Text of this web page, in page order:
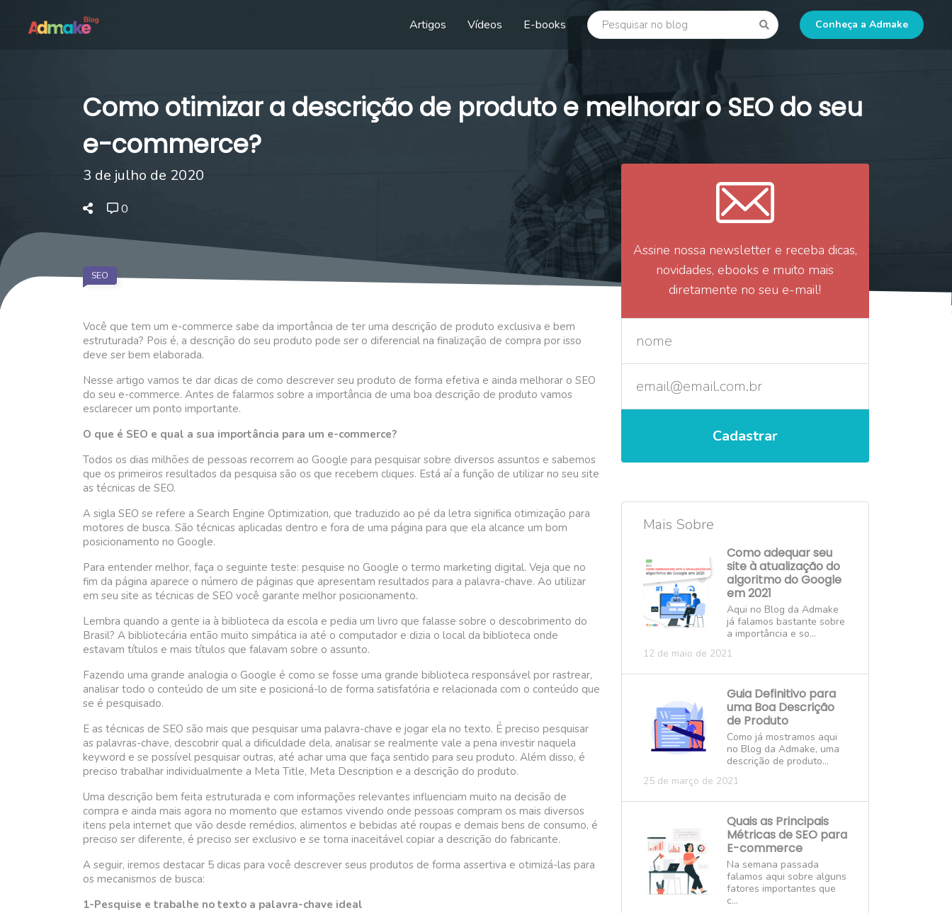
Artigos Vídeos E-books buscar no blog Go Conheça a Admake
Como otimizar a descrição de produto e melhorar o SEO do seu
e-commerce?
3 de julho de 2020
0
SEO
Você que tem um e-commerce sabe da importância de ter uma descrição de produto exclusiva e bem
estruturada? Pois é, a descrição do seu produto pode ser o diferencial na finalização de compra por isso
deve ser bem elaborada.
Nesse artigo vamos te dar dicas de como descrever seu produto de forma efetiva e ainda melhorar o SEO
do seu e-commerce. Antes de falarmos sobre a importância de uma boa descrição de produto vamos
esclarecer um ponto importante.
O que é SEO e qual a sua importância para um e-commerce?
Todos os dias milhões de pessoas recorrem ao Google para pesquisar sobre diversos assuntos e sabemos
que os primeiros resultados da pesquisa são os que recebem cliques. Está aí a função de utilizar no seu site
as técnicas de SEO.
A sigla SEO se refere a Search Engine Optimization, que traduzido ao pé da letra significa otimização para
motores de busca. São técnicas aplicadas dentro e fora de uma página para que ela alcance um bom
posicionamento no Google.
Para entender melhor, faça o seguinte teste: pesquise no Google o termo marketing digital. Veja que no
fim da página aparece o número de páginas que apresentam resultados para a palavra-chave. Ao utilizar
em seu site as técnicas de SEO você garante melhor posicionamento.
Lembra quando a gente ia à biblioteca da escola e pedia um livro que falasse sobre o descobrimento do
Brasil? A bibliotecária então muito simpática ia até o computador e dizia o local da biblioteca onde
estavam títulos e mais títulos que falavam sobre o assunto.
Fazendo uma grande analogia o Google é como se fosse uma grande biblioteca responsável por rastrear,
analisar todo o conteúdo de um site e posicioná-lo de forma satisfatória e relacionada com o conteúdo que
se é pesquisado.
E as técnicas de SEO são mais que pesquisar uma palavra-chave e jogar ela no texto. É preciso pesquisar
as palavras-chave, descobrir qual a dificuldade dela, analisar se realmente vale a pena investir naquela
keyword e se possível pesquisar outras, até achar uma que faça sentido para seu produto. Além disso, é
preciso trabalhar individualmente a Meta Title, Meta Description e a descrição do produto.
Uma descrição bem feita estruturada e com informações relevantes influenciam muito na decisão de
compra e ainda mais agora no momento que estamos vivendo onde pessoas compram os mais diversos
itens pela internet que vão desde remédios, alimentos e bebidas até roupas e demais bens de consumo, é
preciso ser diferente, é preciso ser exclusivo e se torna inaceitável copiar a descrição do fabricante.
A seguir, iremos destacar 5 dicas para você descrever seus produtos de forma assertiva e otimizá-las para
os mecanismos de busca:
1-Pesquise e trabalhe no texto a palavra-chave ideal
Assine nossa newsletter e receba dicas,
novidades, ebooks e muito mais
diretamente no seu e-mail!
Mais Sobre
Como adequar seu
site à atualização do
algoritmo do Google
em 2021
Aqui no Blog da Admake
já falamos bastante sobre
a importância e so...
12 de maio de 2021
Guia Definitivo para
uma Boa Descrição
de Produto
Como já mostramos aqui
no Blog da Admake, uma
descrição de produto...
25 de março de 2021
Quais as Principais
Métricas de SEO para
E-commerce
Na semana passada
falamos aqui sobre alguns
fatores importantes que
c...